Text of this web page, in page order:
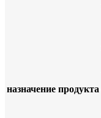
назначение продукта